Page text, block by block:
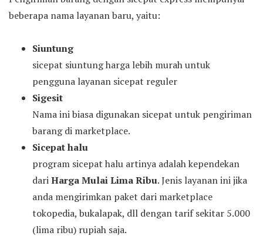
beberapa nama layanan baru, yaitu:
Siuntung
sicepat siuntung harga lebih murah untuk
pengguna layanan sicepat reguler
Sigesit
Nama ini biasa digunakan sicepat untuk pengiriman
barang di marketplace.
Sicepat halu
program sicepat halu artinya adalah kependekan
dariHarga Mulai Lima Ribu. Jenis layanan ini jika
anda mengirimkan paket dari marketplace
tokopedia, bukalapak, dll dengan tarif sekitar 5.000
(lima ribu) rupiah saja.